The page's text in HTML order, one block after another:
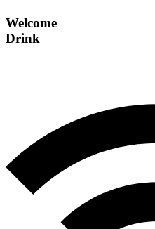
Welcome
Drink